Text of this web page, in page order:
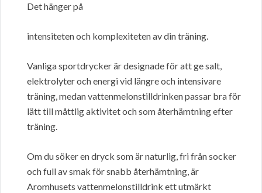
Det hänger på
intensiteten och komplexiteten av din träning.
Vanliga sportdrycker är designade för att ge salt,
elektrolyter och energi vid längre och intensivare
träning, medan vattenmelonstilldrinken passar bra för
lätt till måttlig aktivitet och som återhämtning efter
träning.
Om du söker en dryck som är naturlig, fri från socker
och full av smak för snabb återhämtning, är
Aromhusets vattenmelonstilldrink ett utmärkt